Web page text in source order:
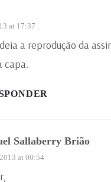
at 17:37
a reprodução da
capa.
Sallaberry Brião
at 00:54